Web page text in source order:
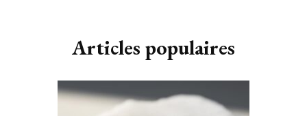
Articles populaires